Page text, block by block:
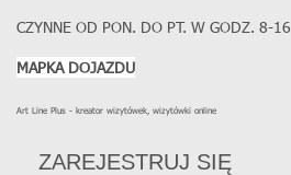
CZYNNE OD PON. DO PT. W GODZ. 8-16
MAPKA DOJAZDU
Art Line Plus - kreator wizytówek, wizytówki online
ZAREJESTRUJ SIĘ